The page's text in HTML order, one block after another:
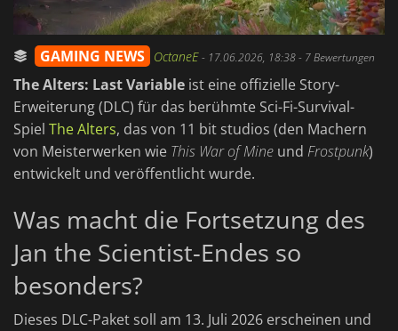
GAMING NEWS OctaneE- 17.06.2026, 18:38- 7 Bewertungen
The Alters: Last Variable ist eine offizielle Story-
Erweiterung (DLC) für das berühmte Sci-Fi-Survival-
Spiel The Alters, das von 11 bit studios (den Machern
von Meisterwerken wie This War of Mine und Frostpunk)
entwickelt und veröffentlicht wurde.
Was macht die Fortsetzung des
Jan the Scientist-Endes so
besonders?
Dieses DLC-Paket soll am 13. Juli 2026 erscheinen und